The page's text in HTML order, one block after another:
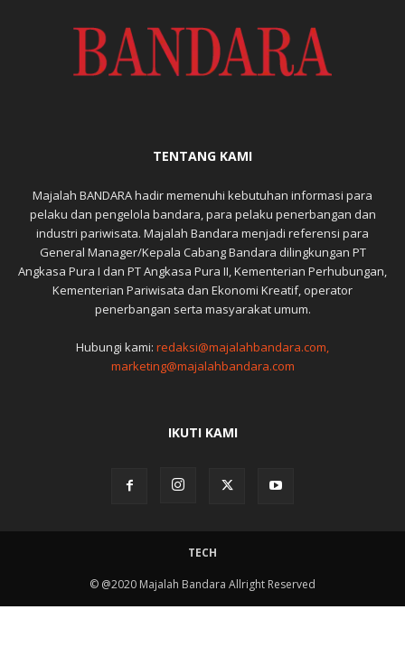
TENTANG KAMI
Majalah BANDARA hadir memenuhi kebutuhan informasi para
pelaku dan pengelola bandara, para pelaku penerbangan dan
industri pariwisata. Majalah Bandara menjadi referensi para
General Manager/Kepala Cabang Bandara dilingkungan PT
Angkasa Pura I dan PT Angkasa Pura II, Kementerian Perhubungan,
Kementerian Pariwisata dan Ekonomi Kreatif, operator
penerbangan serta masyarakat umum.
Hubungi kami: redaksi@majalahbandara.com,
marketing@majalahbandara.com
IKUTI KAMI
TECH
© @2020 Majalah Bandara Allright Reserved